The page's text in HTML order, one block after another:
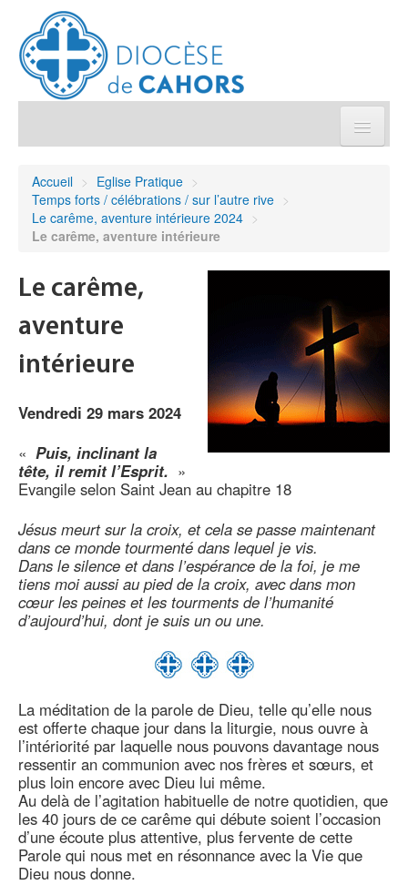
Démarches et sacrements
Je donne
Annuaire/Contact
Accueil > Eglise Pratique >
Temps forts / célébrations / sur l’autre rive >
Le carême, aventure intérieure 2024 >
Le carême, aventure intérieure
Le carême,
aventure
intérieure
Vendredi 29 mars 2024
« Puis, inclinant la
tête, il remit l’Esprit. »
Evangile selon Saint Jean au chapitre 18
Jésus meurt sur la croix, et cela se passe maintenant
dans ce monde tourmenté dans lequel je vis.
Dans le silence et dans l’espérance de la foi, je me
tiens moi aussi au pied de la croix, avec dans mon
cœur les peines et les tourments de l’humanité
d’aujourd’hui, dont je suis un ou une.
La méditation de la parole de Dieu, telle qu’elle nous
est offerte chaque jour dans la liturgie, nous ouvre à
l’intériorité par laquelle nous pouvons davantage nous
ressentir an communion avec nos frères et sœurs, et
plus loin encore avec Dieu lui même.
Au delà de l’agitation habituelle de notre quotidien, que
les 40 jours de ce carême qui débute soient l’occasion
d’une écoute plus attentive, plus fervente de cette
Parole qui nous met en résonnance avec la Vie que
Dieu nous donne.